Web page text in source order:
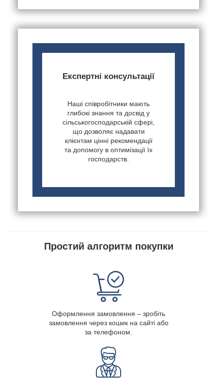
Експертні консультації
Наші співробітники мають
глибокі знання та досвід у
сільськогосподарській сфері,
що дозволяє надавати
клієнтам цінні рекомендації
та допомогу в оптимізації їх
господарств.
Простий алгоритм покупки
Оформлення замовлення – зробіть
замовлення через кошик на сайті або
за телефоном.